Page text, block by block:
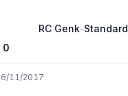
RC Genk–Standard
0
11/2017